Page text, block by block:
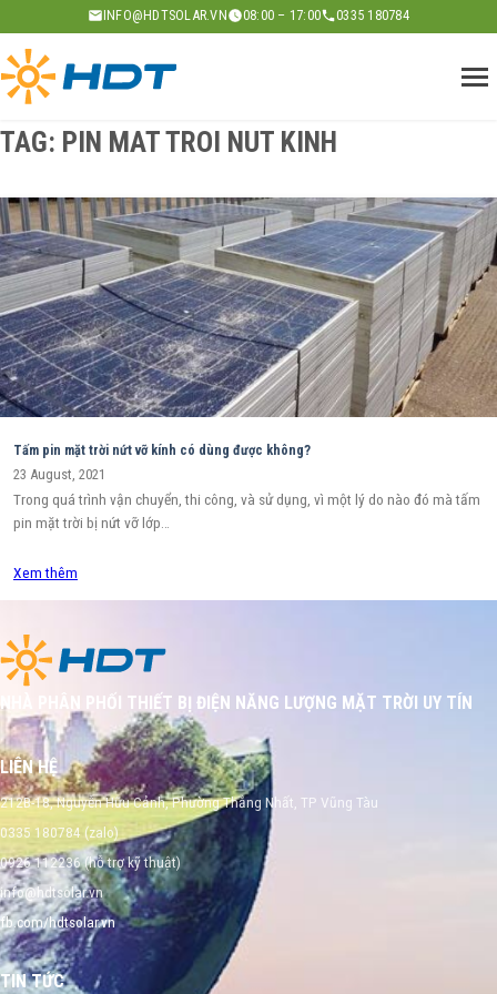
to
content
INFO@HDTSOLAR.VN 08:00 – 17:00 0335 180784
TAG: PIN MAT TROI NUT KINH
Tấm pin mặt trời nứt vỡ kính có dùng được không?
23 August, 2021
Trong quá trình vận chuyển, thi công, và sử dụng, vì một lý do nào đó mà tấm
pin mặt trời bị nứt vỡ lớp…
Xem thêm
NHÀ PHÂN PHỐI THIẾT BỊ ĐIỆN NĂNG LƯỢNG MẶT TRỜI UY TÍN
LIÊN HỆ
212B-18, Nguyễn Hữu Cảnh, Phường Thắng Nhất, TP Vũng Tàu
0335 180784 (zalo)
0926 112236 (hỗ trợ kỹ thuật)
info@hdtsolar.vn
fb.com/hdtsolar.vn
TIN TỨC